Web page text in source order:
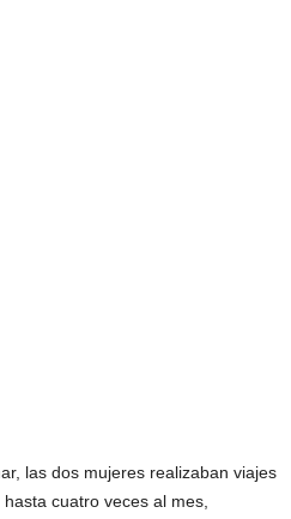
las dos mujeres realizaban viajes
cuatro veces al mes,